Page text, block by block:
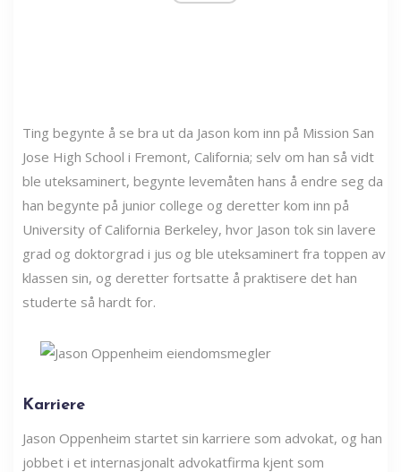
Ting begynte å se bra ut da Jason kom inn på Mission San
Jose High School i Fremont, California; selv om han så vidt
ble uteksaminert, begynte levemåten hans å endre seg da
han begynte på junior college og deretter kom inn på
University of California Berkeley, hvor Jason tok sin lavere
grad og doktorgrad i jus og ble uteksaminert fra toppen av
klassen sin, og deretter fortsatte å praktisere det han
studerte så hardt for.
Karriere
Jason Oppenheim startet sin karriere som advokat, og han
jobbet i et internasjonalt advokatfirma kjent som